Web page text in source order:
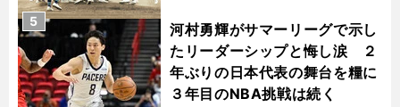
河村勇輝がサマーリーグで示し
たリーダーシップと悔し涙 ２
年ぶりの日本代表の舞台を糧に
３年目のNBA挑戦は続く
5